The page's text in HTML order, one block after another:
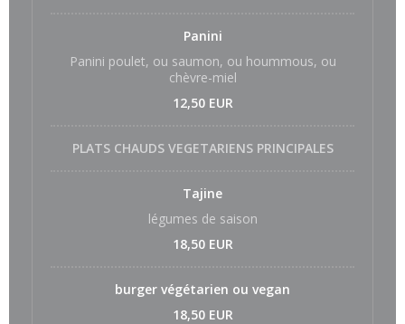
Panini
Panini poulet, ou saumon, ou hoummous, ou
chèvre-miel
12,50 EUR
PLATS CHAUDS VEGETARIENS PRINCIPALES
Tajine
légumes de saison
18,50 EUR
burger végétarien ou vegan
18,50 EUR